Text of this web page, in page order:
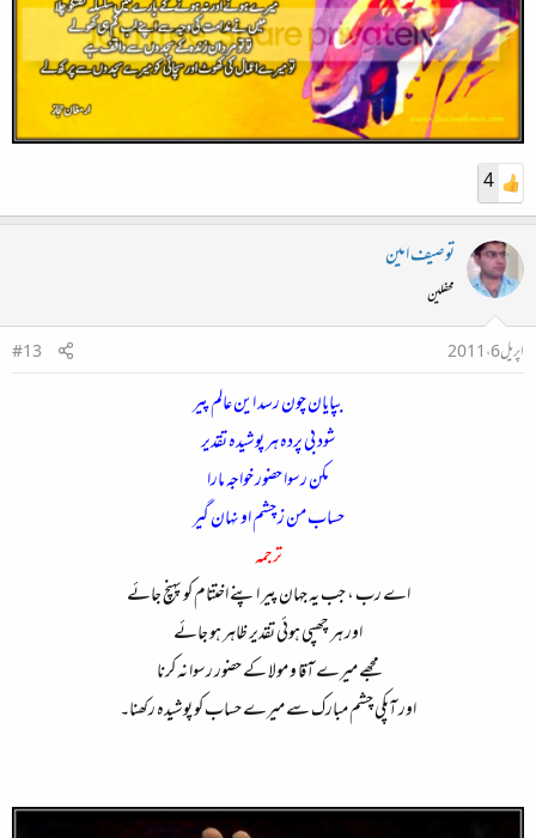
4
توصیف امین
محفلین
اپریل 6، 2011
#13
بپایان چون رسد این عالم پیر
شود بی پردہ ہر پوشیدہ تقدیر
مکن رسوا حضور خواجہ مارا
حساب من ز چشم او نہان گیر
ترجمہ
اے رب ، جب یہ جہان پیر اپنے اختتام کو پہنچ جائے
اور ہر چھپی ہوئی تقدیر ظاہر ہو جائے
مجھے میرے آقا و مولا کے حضور رسوا نہ کرنا
اور آپکی چشم مبارک سے میرے حساب کو پوشیدہ رکھنا۔